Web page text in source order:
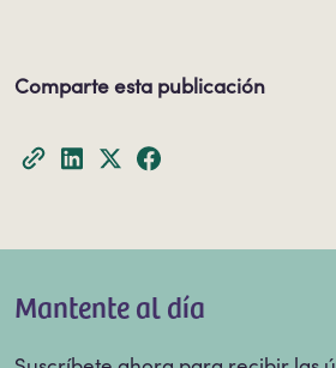
Comparte esta publicación
Mantente al día